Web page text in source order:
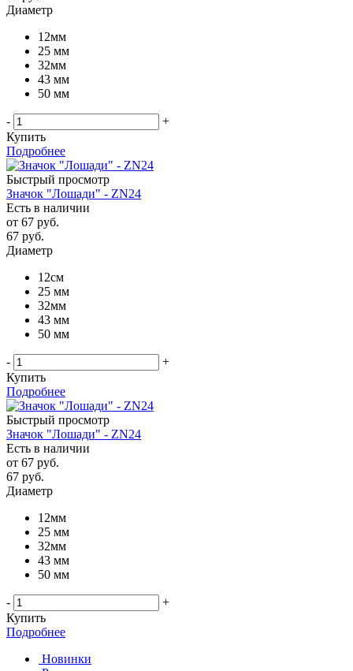
Диаметр
12мм
25 мм
32мм
43 мм
50 мм
-
+
Купить
Подробнее
Быстрый просмотр
Значок "Лошади" - ZN24
Есть в наличии
от 67 руб.
67 руб.
Диаметр
12см
25 мм
32мм
43 мм
50 мм
-
+
Купить
Подробнее
Быстрый просмотр
Значок "Лошади" - ZN24
Есть в наличии
от 67 руб.
67 руб.
Диаметр
12мм
25 мм
32мм
43 мм
50 мм
-
+
Купить
Подробнее
Новинки